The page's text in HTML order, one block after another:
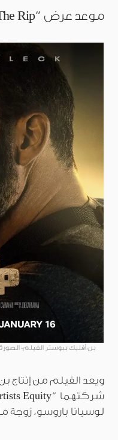
موعد عرض “The Rip”
بن أفليك ببوستر الفيلم-
ويعد الفيلم من إنتاج
لوسيانا باروسو، زوجة